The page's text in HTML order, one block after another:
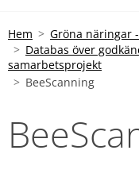
Hem Gröna näringar -
Databas över
samarbetsprojekt
BeeScanning